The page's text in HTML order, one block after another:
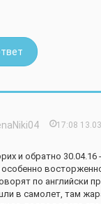
17:08
и обратно 30.04.16
особенно
по английски
в самолет, там